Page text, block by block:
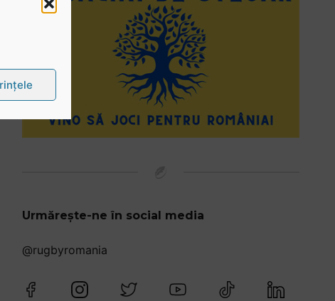
Urmărește-ne în social media
@rugbyromania